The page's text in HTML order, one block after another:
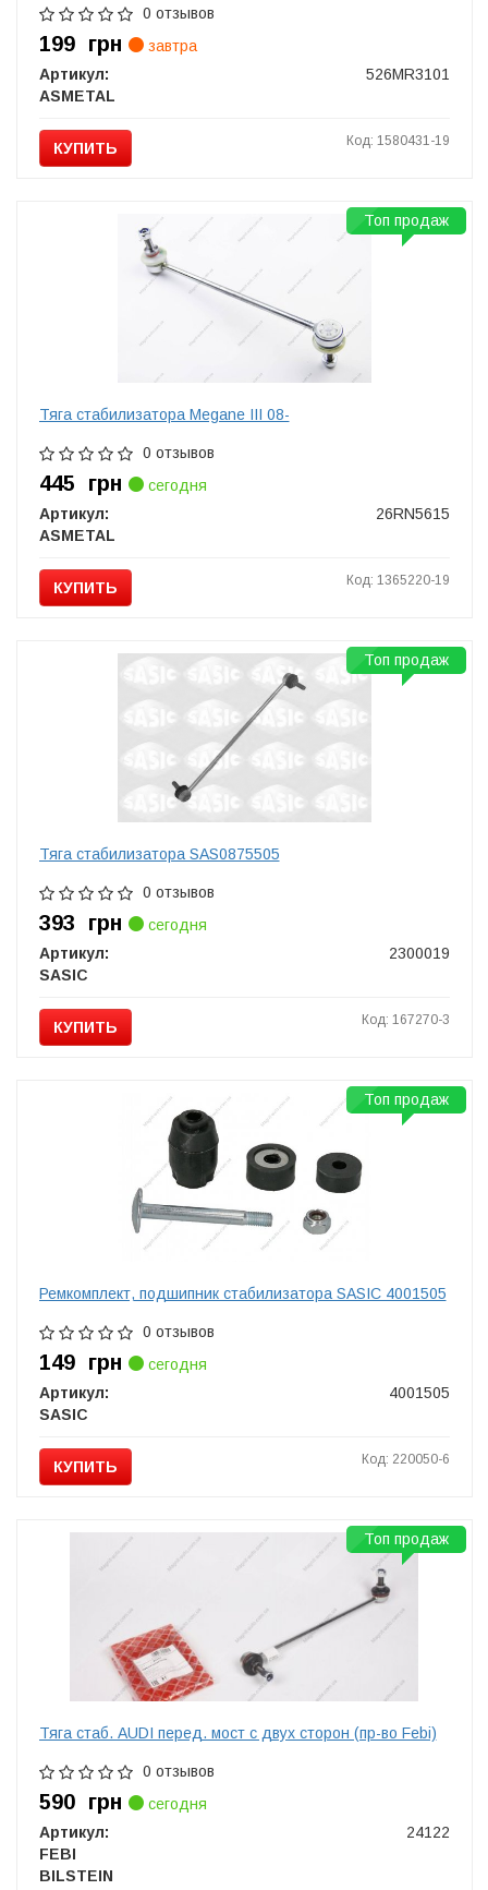
0 отзывов
199 грн
завтра
Артикул:
526MR3101
ASMETAL
КУПИТЬ Код: 1580431-19
Тяга cтабилизатора Megane III 08-
0 отзывов
445 грн
сегодня
Артикул:
26RN5615
ASMETAL
КУПИТЬ Код: 1365220-19
Топ продаж
Тяга стабилизатора SAS0875505
0 отзывов
393 грн
сегодня
Артикул:
2300019
SASIC
КУПИТЬ Код: 167270-3
Топ продаж
Ремкомплект, подшипник стабилизатора SASIC 4001505
0 отзывов
149 грн
сегодня
Артикул:
4001505
SASIC
КУПИТЬ Код: 220050-6
Топ продаж
Тяга стаб. AUDI перед. мост с двух сторон (пр-во Febi)
0 отзывов
590 грн
сегодня
Артикул:
24122
FEBI
BILSTEIN
Топ продаж